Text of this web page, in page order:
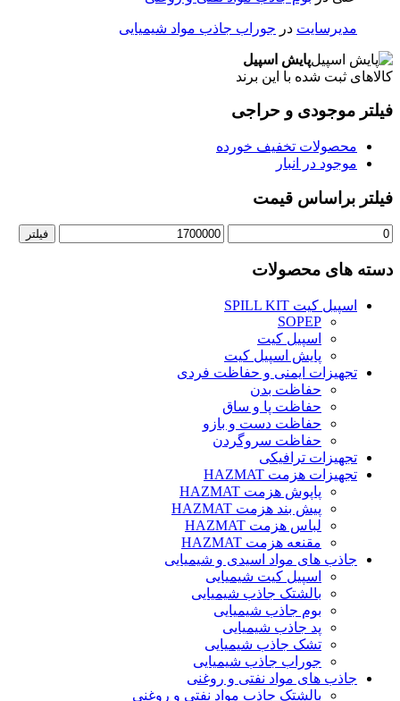
مدیرسایت در جوراب جاذب مواد شیمیایی
پایش اسپیل
کالاهای ثبت شده با این برند
فیلتر موجودی و حراجی
محصولات تخفیف خورده
موجود در انبار
فیلتر براساس قیمت
حداقل
حداکثر
فیلتر
دسته های محصولات
اسپیل کیت SPILL KIT
SOPEP
اسپیل کیت
پایش اسپیل کیت
تجهیزات ایمنی و حفاظت فردی
حفاظت بدن
حفاظت پا و ساق
حفاظت دست و بازو
حفاظت سروگردن
تجهیزات ترافیکی
تجهیزات هزمت HAZMAT
پاپوش هزمت HAZMAT
پیش بند هزمت HAZMAT
لباس هزمت HAZMAT
مقنعه هزمت HAZMAT
جاذب های مواد اسیدی و شیمیایی
اسپیل کیت شیمیایی
بالشتک جاذب شیمیایی
بوم جاذب شیمیایی
پد جاذب شیمیایی
تشک جاذب شیمیایی
جوراب جاذب شیمیایی
جاذب های مواد نفتی و روغنی
بالشتک جاذب مواد نفتی و روغنی